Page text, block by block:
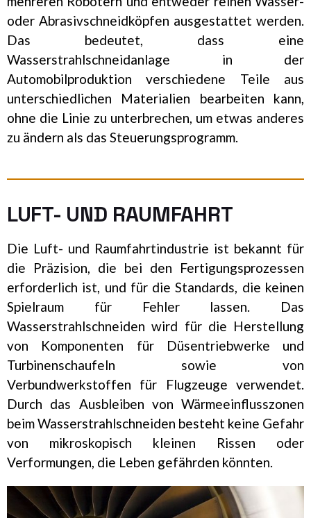
oder Abrasivschneidköpfen ausgestattet werden.
Das bedeutet, dass eine
Wasserstrahlschneidanlage in der
Automobilproduktion verschiedene Teile aus
unterschiedlichen Materialien bearbeiten kann,
ohne die Linie zu unterbrechen, um etwas anderes
zu ändern als das Steuerungsprogramm.
LUFT- UND RAUMFAHRT
Die Luft- und Raumfahrtindustrie ist bekannt für
die Präzision, die bei den Fertigungsprozessen
erforderlich ist, und für die Standards, die keinen
Spielraum für Fehler lassen. Das
Wasserstrahlschneiden wird für die Herstellung
von Komponenten für Düsentriebwerke und
Turbinenschaufeln sowie von
Verbundwerkstoffen für Flugzeuge verwendet.
Durch das Ausbleiben von Wärmeeinflusszonen
beim Wasserstrahlschneiden besteht keine Gefahr
von mikroskopisch kleinen Rissen oder
Verformungen, die Leben gefährden könnten.